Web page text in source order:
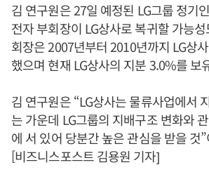
김 연구원은 27일 예정된 LG그룹 정기
전자 부회장이 LG상사로 복귀할 가능
회장은 2007년부터 2010년까지 LG상
했으며 현재 LG상사의 지분 3.0%를 보
김 연구원은 “LG상사는 물류사업에서
는 가운데 LG그룹의 지배구조 변화와
에 서 있어 당분간 높은 관심을 받을 것
[비즈니스포스트 김용원 기자]